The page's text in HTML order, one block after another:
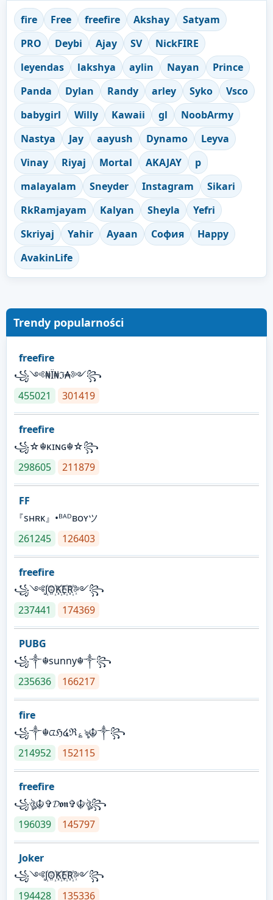
fire Free freefire Akshay
Satyam
PRO
Deybi Ajay SV
NickFIRE
leyendas
lakshya aylin Nayan
Prince
Panda
Dylan Randy arley Syko
Vsco
babygirl
Willy Kawaii gl
NoobArmy
Nastya
Jay aayush Dynamo
Leyva
Vinay
Riyaj Mortal AKAJAY
p
malayalam
Sneyder Instagram
Sikari
RkRamjayam
Kalyan Sheyla
Yefri
Skriyaj
Yahir Ayaan София
Happy
AvakinLife
Trendy popularności
freefire
꧁༺₦Ї₦ℑ₳༻꧂
455021
301419
freefire
꧁☆☬κɪɴɢ☬☆꧂
298605
211879
FF
『sʜʀᴋ』•ᴮᴬᴰʙᴏʏツ
261245
126403
freefire
꧁༺J꙰O꙰K꙰E꙰R꙰༻꧂
237441
174369
PUBG
꧁༒☬sunny☬༒꧂
235636
166217
fire
꧁༒☬ᤂℌ໔ℜ؏ৡ☬༒꧂
214952
152115
freefire
꧁ঔৣ☬✞𝓓𝖔𝖓✞☬ঔৣ꧂
196039
145797
Joker
꧁༺J꙰O꙰K꙰E꙰R꙰༻꧂
194428
135336